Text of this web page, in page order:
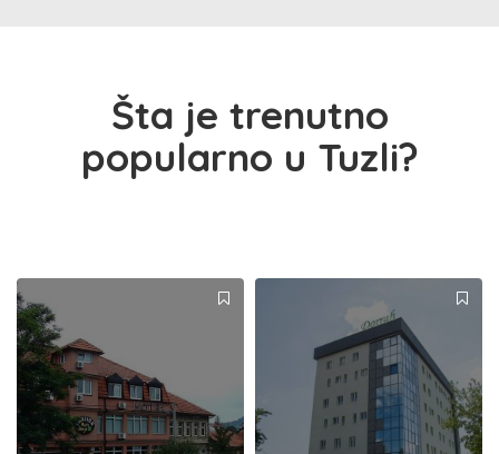
Šta je trenutno
popularno u Tuzli?